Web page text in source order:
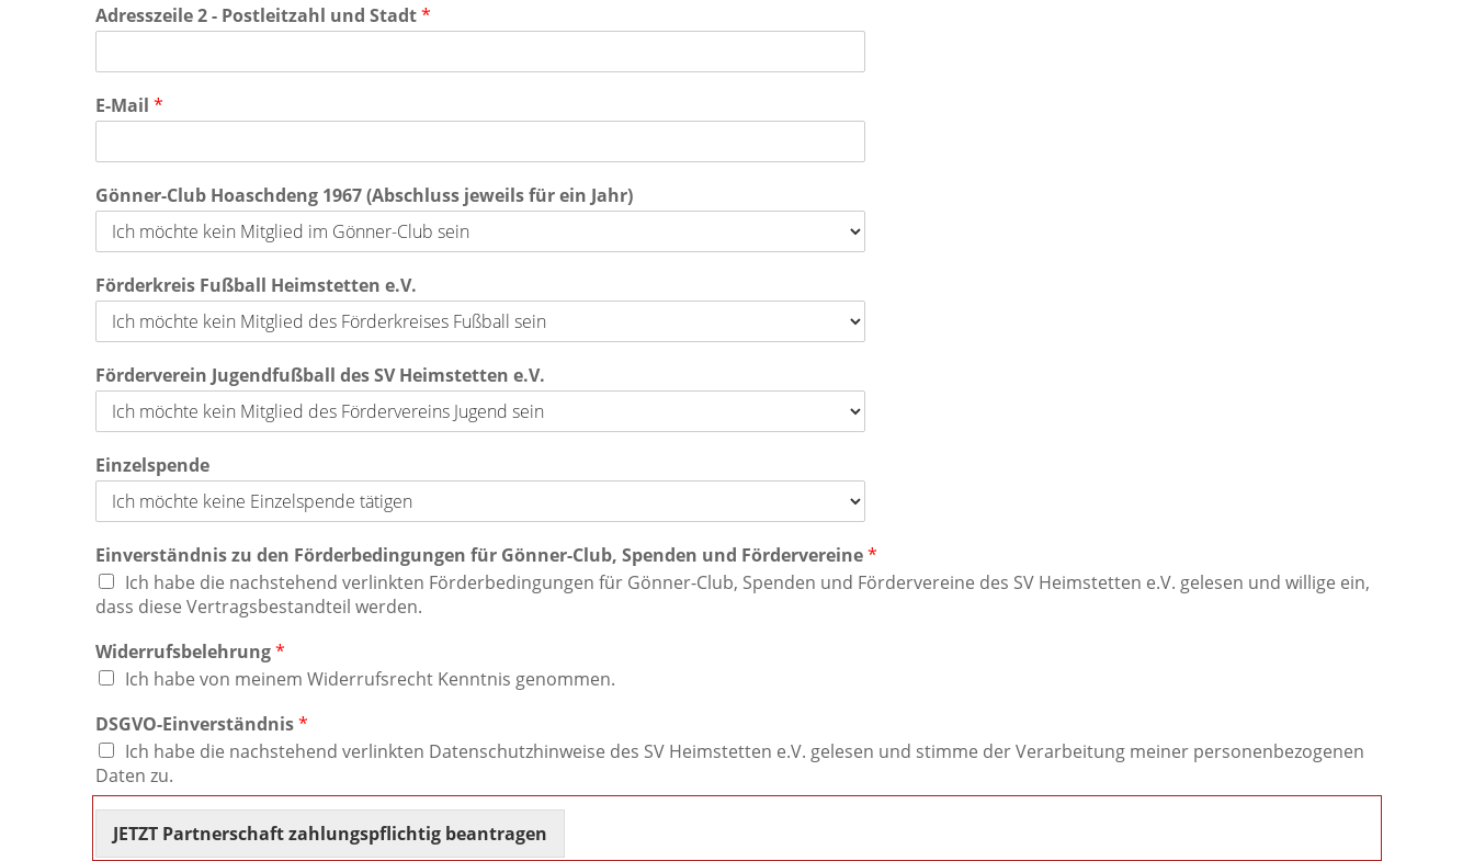
Adresszeile 2 - Postleitzahl und Stadt*
E-Mail *
Gönner-Club Hoaschdeng 1967 (Abschluss jeweils für ein Jahr)
Förderkreis Fußball Heimstetten e.V.
Förderverein Jugendfußball des SV Heimstetten e.V.
Einzelspende
Einverständnis zu den Förderbedingungen für Gönner-Club, Spenden und Fördervereine*
Ich habe die nachstehend verlinkten Förderbedingungen für Gönner-Club, Spenden und Fördervereine des SV Heimstetten e.V. gelesen und willige ein,
dass diese Vertragsbestandteil werden.
Widerrufsbelehrung*
Ich habe von meinem Widerrufsrecht Kenntnis genommen.
DSGVO-Einverständnis*
Ich habe die nachstehend verlinkten Datenschutzhinweise des SV Heimstetten e.V. gelesen und stimme der Verarbeitung meiner personenbezogenen
Daten zu.
JETZT Partnerschaft zahlungspflichtig beantragen